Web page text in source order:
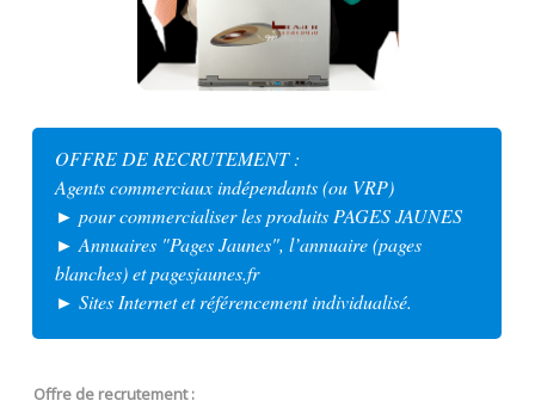
OFFRE DE RECRUTEMENT :
Agents commerciaux indépendants (ou VRP)
► pour commercialiser les produits PAGES JAUNES
► Annuaires "Pages Jaunes", l’annuaire (pages
blanches) et pagesjaunes.fr
► Sites Internet et référencement individualisé.
Offre de recrutement :